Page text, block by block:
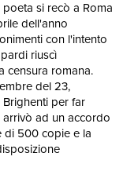
si recò a Roma
dell'anno
con l'intento
riuscì
censura romana.
del 23,
per far
ad un accordo
di 500 copie e la